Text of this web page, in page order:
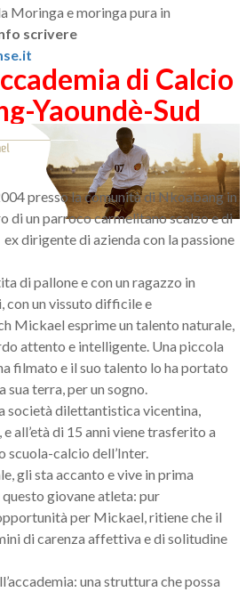
Moringa e moringa pura in
scrivere
di Calcio
Yaoundè-Sud
presso la comunità di Nkoabang in
di un parroco carmelitano scalzo e di
dirigente di azienda con la passione
di pallone e con un ragazzo in
con un vissuto difficile e
Mickael esprime un talento naturale,
attento e intelligente. Una piccola
filmato e il suo talento lo ha portato
terra, per un sogno.
società dilettantistica vicentina,
all’età di 15 anni viene trasferito a
calcio dell’Inter.
gli sta accanto e vive in prima
giovane atleta: pur
per Mickael, ritiene che il
di carenza affettiva e di solitudine
una struttura che possa